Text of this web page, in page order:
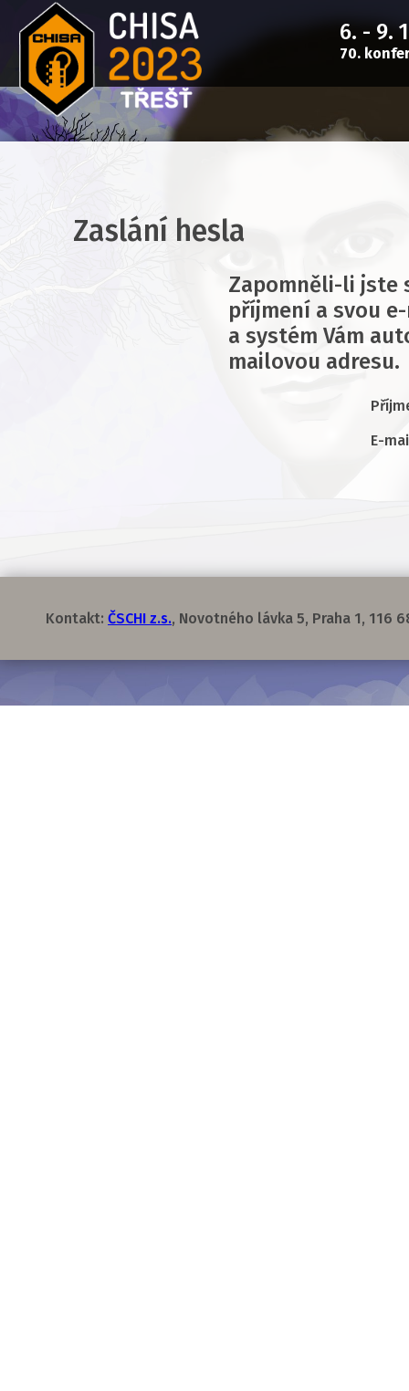
6. - 9.
70.
Zaslání hesla
Zapomněli-li jste
příjmení a svou
a systém Vám
mailovou adresu.
E-
Kontakt: ČSCHI z.s., Novotného lávka 5, Praha 1, 116